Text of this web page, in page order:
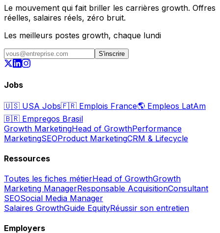
Le mouvement qui fait briller les carrières growth. Offres
réelles, salaires réels, zéro bruit.
Les meilleurs postes growth, chaque lundi
S'inscrire
Jobs
🇺🇸 USA Jobs🇫🇷 Emplois France🌎 Empleos LatAm
🇧🇷 Empregos Brasil
Growth MarketingHead of GrowthPerformance
MarketingSEOProduct MarketingCRM & Lifecycle
Ressources
Toutes les fiches métierHead of GrowthGrowth
Marketing ManagerResponsable AcquisitionConsultant
SEOSocial Media Manager
Salaires GrowthGuide EquityRéussir son entretien
Employers